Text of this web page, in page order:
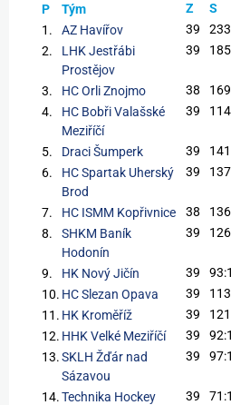
P Tým Z S
1.
AZ Havířov 39
2.
LHK Jestřábi
Prostějov
39
3. HC Orli Znojmo 38
4.
HC Bobři Valašské
Meziříčí
39
5. Draci Šumperk 39
6.
HC Spartak Uherský
Brod
39
7. HC ISMM Kopřivnice 38
8.
SHKM Baník
Hodonín
39
9. HK Nový Jičín 39
10. HC Slezan Opava 39
11. HK Kroměříž 39
12. HHK Velké Meziříčí 39
13. SKLH Žďár nad
Sázavou
39
14. Technika Hockey
39